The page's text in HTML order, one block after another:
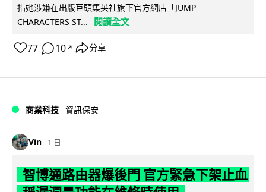
指她涉嫌在出版巨頭集英社旗下官方網店「JUMP
CHARACTERS ST...
閱讀全文
77 10 ↗ 分享
商業科技 資訊保安
Vin 1 日
智博通路由器爆後門 官方緊急下架止血